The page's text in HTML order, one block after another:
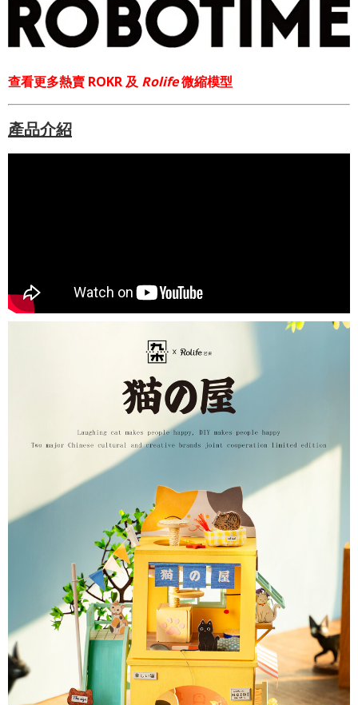
查看更多熱賣 ROKR 及 Rolife微縮模型
產品介紹